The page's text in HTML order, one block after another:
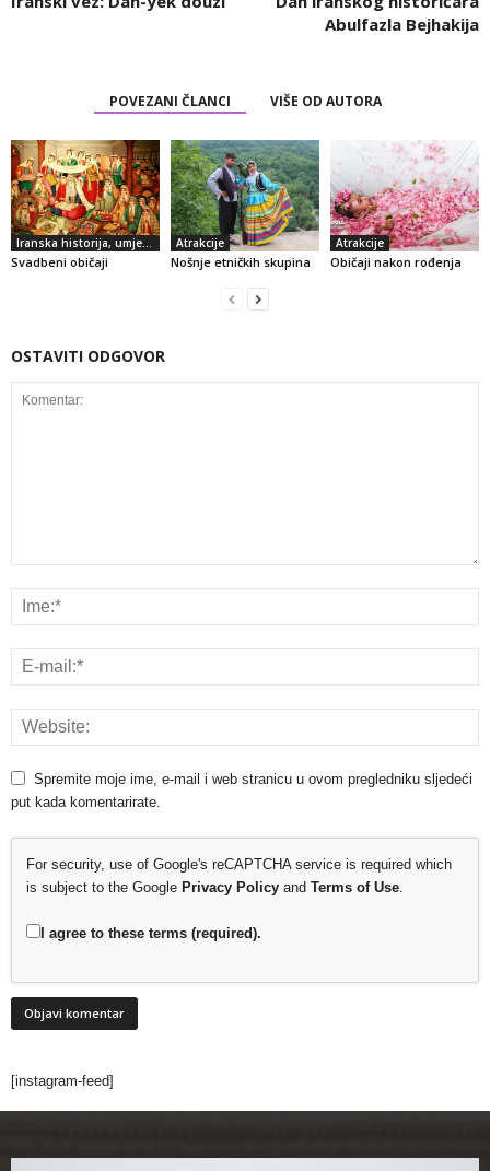
Abulfazla Bejhakija
POVEZANI ČLANCI VIŠE OD AUTORA
Iranska historija, umjetnost i kultura
Svadbeni običaji
Atrakcije
Nošnje etničkih skupina
Atrakcije
Običaji nakon rođenja
OSTAVITI ODGOVOR
Spremite moje ime, e-mail i web stranicu u ovom pregledniku sljedeći
put kada komentarirate.
For security, use of Google's reCAPTCHA service is required which
is subject to the Google Privacy Policy and Terms of Use.
I agree to these terms (required).
[instagram-feed]